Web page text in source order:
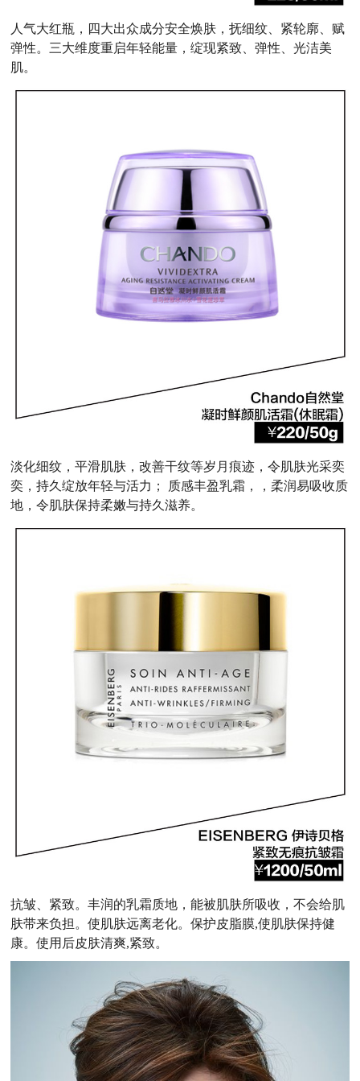
人气大红瓶，四大出众成分安全焕肤，抚细纹、紧轮廓、赋
弹性。三大维度重启年轻能量，绽现紧致、弹性、光洁美
肌。
淡化细纹，平滑肌肤，改善干纹等岁月痕迹，令肌肤光采奕
奕，持久绽放年轻与活力； 质感丰盈乳霜，，柔润易吸收质
地，令肌肤保持柔嫩与持久滋养。
抗皱、紧致。丰润的乳霜质地，能被肌肤所吸收，不会给肌
肤带来负担。使肌肤远离老化。保护皮脂膜,使肌肤保持健
康。使用后皮肤清爽,紧致。